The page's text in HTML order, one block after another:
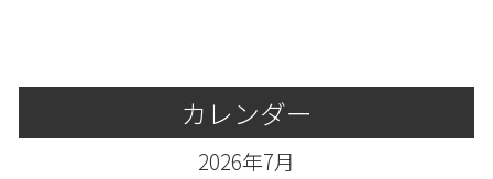
カレンダー
2026年7月